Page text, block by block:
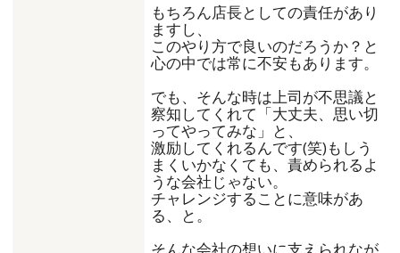
もちろん店長としての責任があり
ますし、
このやり方で良いのだろうか？と
心の中では常に不安もあります。
でも、そんな時は上司が不思議と
察知してくれて「大丈夫、思い切
ってやってみな」と、
激励してくれるんです(笑)もしう
まくいかなくても、責められるよ
うな会社じゃない。
チャレンジすることに意味があ
る、と。
そんな会社の想いに支えられなが